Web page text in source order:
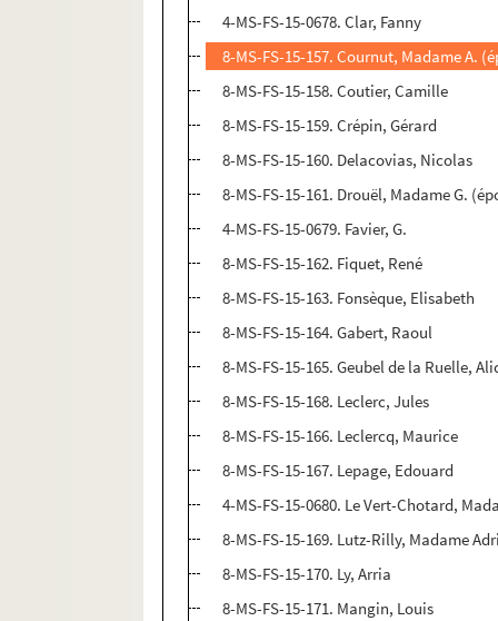
4-MS-FS-15-0678. Clar, Fanny
8-MS-FS-15-157. Cournut, Madame A.
8-MS-FS-15-158. Coutier, Camille
8-MS-FS-15-159. Crépin, Gérard
8-MS-FS-15-160. Delacovias, Nicolas
8-MS-FS-15-161. Drouël, Madame G.
4-MS-FS-15-0679. Favier, G.
8-MS-FS-15-162. Fiquet, René
8-MS-FS-15-163. Fonsèque, Elisabeth
8-MS-FS-15-164. Gabert, Raoul
8-MS-FS-15-165. Geubel de la Ruelle,
8-MS-FS-15-168. Leclerc, Jules
8-MS-FS-15-166. Leclercq, Maurice
8-MS-FS-15-167. Lepage, Edouard
4-MS-FS-15-0680. Le Vert-Chotard,
8-MS-FS-15-169. Lutz-Rilly, Madame
8-MS-FS-15-170. Ly, Arria
8-MS-FS-15-171. Mangin, Louis